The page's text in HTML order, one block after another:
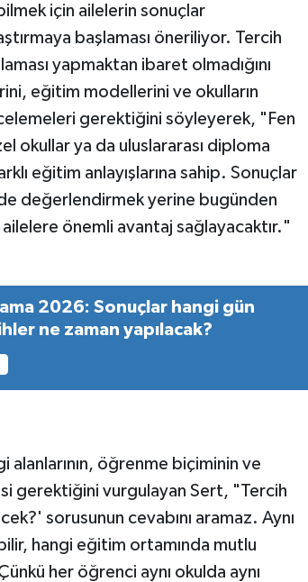
için ailelerin sonuçlar
başlaması öneriliyor. Tercih
yapmaktan ibaret olmadığını
eğitim modellerini ve okulların
gerektiğini söyleyerek, "Fen
okullar ya da uluslararası diploma
eğitim anlayışlarına sahip. Sonuçlar
değerlendirmek yerine bugünden
önemli avantaj sağlayacaktır."
2026: Sonuçlar hangi gün
ne zaman yapılacak?
alanlarının, öğrenme biçiminin ve
gerektiğini vurgulayan Sert, "Tercih
sorusunun cevabını aramaz. Aynı
hangi eğitim ortamında mutlu
her öğrenci aynı okulda aynı